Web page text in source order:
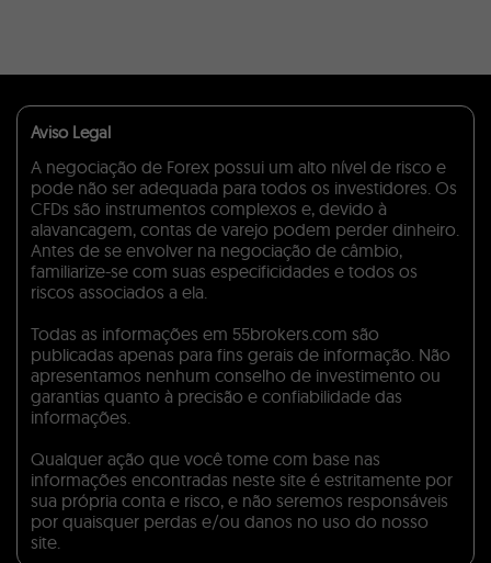
Aviso Legal
A negociação de Forex possui um alto nível de risco e
pode não ser adequada para todos os investidores. Os
CFDs são instrumentos complexos e, devido à
alavancagem, contas de varejo podem perder dinheiro.
Antes de se envolver na negociação de câmbio,
familiarize-se com suas especificidades e todos os
riscos associados a ela.
Todas as informações em 55brokers.com são
publicadas apenas para fins gerais de informação. Não
apresentamos nenhum conselho de investimento ou
garantias quanto à precisão e confiabilidade das
informações.
Qualquer ação que você tome com base nas
informações encontradas neste site é estritamente por
sua própria conta e risco, e não seremos responsáveis
por quaisquer perdas e/ou danos no uso do nosso
site.